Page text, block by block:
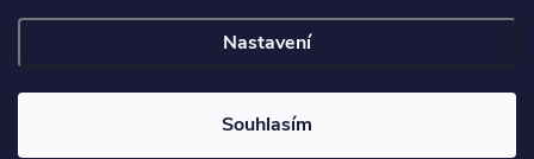
Nastavení
Souhlasím